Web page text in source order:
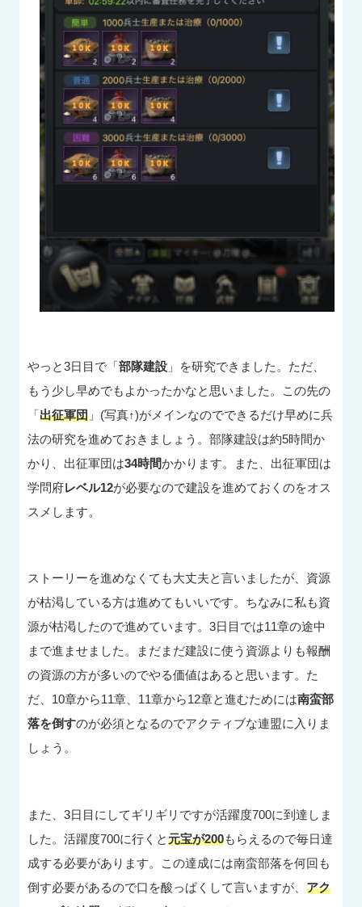
やっと3日目で「部隊建設 」を研究できました。ただ、
もう少し早めでもよかったかなと思いました。この先の
「出征軍団 」(写真↑)がメインなのでできるだけ早めに兵
法の研究を進めておきましょう。部隊建設は約5時間か
かり、出征軍団は34時間かかります。また、出征軍団は
学問府レベル12が必要なので建設を進めておくのをオス
スメします。
ストーリーを進めなくても大丈夫と言いましたが、資源
が枯渇している方は進めてもいいです。ちなみに私も資
源が枯渇したので進めています。3日目では11章の途中
まで進ませました。まだまだ建設に使う資源よりも報酬
の資源の方が多いのでやる価値はあると思います。た
だ、10章から11章、11章から12章と進むためには南蛮部
落を倒すのが必須となるのでアクティブな連盟に入りま
しょう。
また、3日目にしてギリギリですが活躍度700に到達しま
した。活躍度700に行くと元宝が200もらえるので毎日達
成する必要があります。この達成には南蛮部落を何回も
倒す必要があるので口を酸っぱくして言いますが、 アク